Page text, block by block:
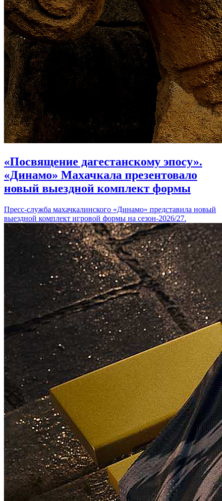
«Посвящение дагестанскому эпосу».
«Динамо» Махачкала презентовало
новый выездной комплект формы
Пресс-служба махачкалинского «Динамо» представила новый
выездной комплект игровой формы на сезон-2026/27.